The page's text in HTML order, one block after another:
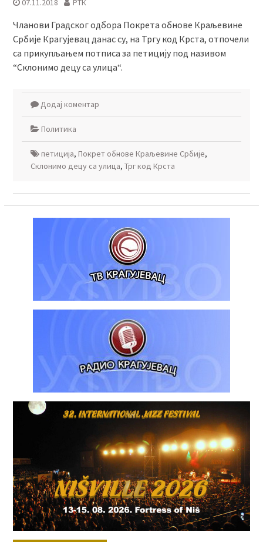
07.11.2018 РТК
Чланови Градског одбора Покрета обнове Краљевине
Србије Крагујевац данас су, на Тргу код Крста, отпочели
са прикупљањем потписа за петицију под називом
“Склонимо децу са улица“.
Додај коментар
Политика
петиција, Покрет обнове Краљевине Србије,
Склонимо децу са улица, Трг код Крста